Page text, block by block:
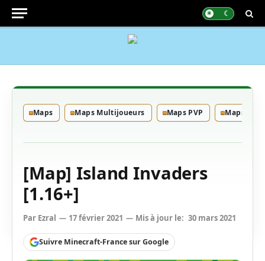
Maps Maps Multijoueurs Maps PVP Maps
[Map] Island Invaders
[1.16+]
Par Ezral 17 février 2021 Mis à jour le: 30 mars 2021
Suivre Minecraft-France sur Google